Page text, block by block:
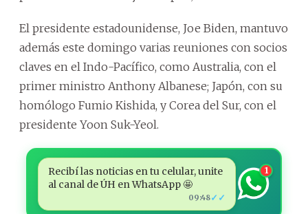
El presidente estadounidense, Joe Biden, mantuvo
además este domingo varias reuniones con socios
claves en el Indo-Pacífico, como Australia, con el
primer ministro Anthony Albanese; Japón, con su
homólogo Fumio Kishida, y Corea del Sur, con el
presidente Yoon Suk-Yeol.
Recibí las noticias en tu celular, unite
al canal de ÚH en WhatsApp 🤩
09:48✓✓
1